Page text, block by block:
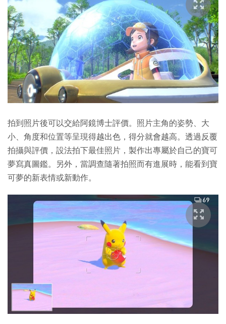
拍到照片後可以交給阿鏡博士評價。照片主角的姿勢、大
小、角度和位置等呈現得越出色，得分就會越高。透過反覆
拍攝與評價，設法拍下最佳照片，製作出專屬於自己的寶可
夢寫真圖鑑。另外，當調查隨著拍照而有進展時，能看到寶
可夢的新表情或新動作。